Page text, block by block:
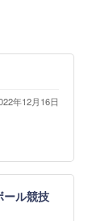
年12月16日
ール競技